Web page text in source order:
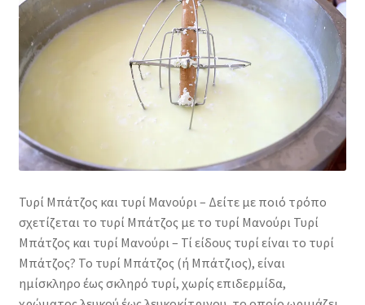
Τυρί Μπάτζος και τυρί Μανούρι – Δείτε με ποιό τρόπο
σχετίζεται το τυρί Μπάτζος με το τυρί Μανούρι Τυρί
Μπάτζος και τυρί Μανούρι – Τί είδους τυρί είναι το τυρί
Μπάτζος? Το τυρί Μπάτζος (ή Μπάτζιος), είναι
ημίσκληρο έως σκληρό τυρί, χωρίς επιδερμίδα,